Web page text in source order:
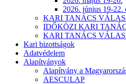
2026. június 19-22.
KARI TANÁCS
IDŐKÖZI KARI
KARI TANÁCS
Kari bizottságok
Adatvédelem
Alapítványok
Alapítvány a
AESCULAP